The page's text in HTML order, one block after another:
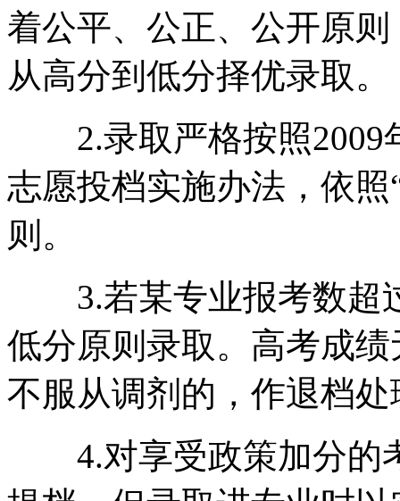
着公平、公正、公开原
从高分到低分择优录取。
2.录取严格按照2009
志愿投档实施办法，依
则。
3.若某专业报考数超
低分原则录取。高考成
不服从调剂的，作退档处
4.对享受政策加分的